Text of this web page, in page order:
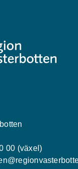
00 (växel)